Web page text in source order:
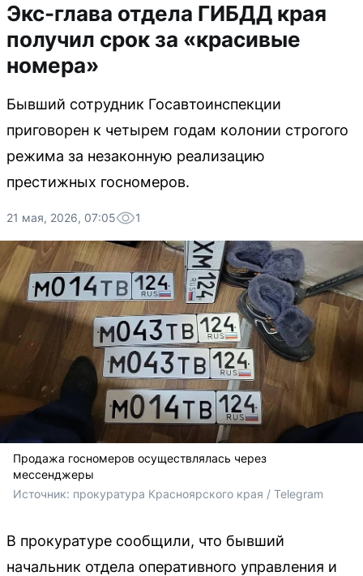
Экс-глава отдела ГИБДД края
получил срок за «красивые
номера»
Бывший сотрудник Госавтоинспекции
приговорен к четырем годам колонии строгого
режима за незаконную реализацию
престижных госномеров.
21 мая, 2026, 07:05 1
Продажа госномеров осуществлялась через
мессенджеры
Источник: прокуратура Красноярского края / Telegram
В прокуратуре сообщили, что бывший
начальник отдела оперативного управления и